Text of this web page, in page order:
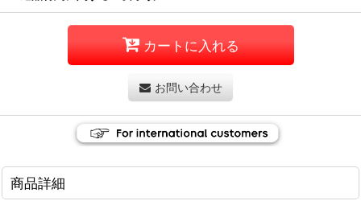
カートに入れる
お問い合わせ
商品詳細